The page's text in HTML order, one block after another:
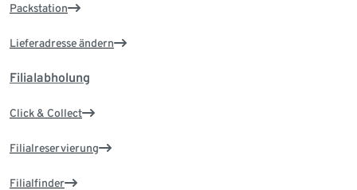
Packstation
Lieferadresse ändern
Filialabholung
Click & Collect
Filialreservierung
Filialfinder